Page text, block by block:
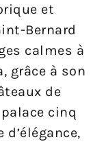
et
Bernard
calmes à
grâce à son
de
palace cinq